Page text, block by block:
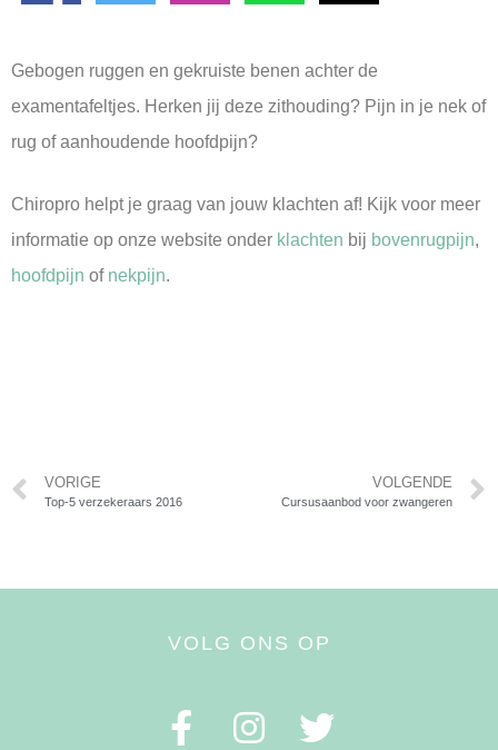
Gebogen ruggen en gekruiste benen achter de
examentafeltjes. Herken jij deze zithouding? Pijn in je nek of
rug of aanhoudende hoofdpijn?
Chiropro helpt je graag van jouw klachten af! Kijk voor meer
informatie op onze website onder klachten bij bovenrugpijn,
hoofdpijn of nekpijn.
VORIGE
Top-5 verzekeraars 2016
VOLGENDE
Cursusaanbod voor zwangeren
VOLG ONS OP